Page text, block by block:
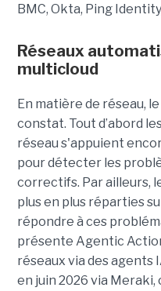
BMC, Okta, Ping
Réseaux
multicloud
En matière de réseau,
constat. Tout d’abord
réseau s'appuient
pour détecter les
correctifs. Par ailleurs,
plus en plus réparties
répondre à ces
présente Agentic
réseaux via des agents
en juin 2026 via